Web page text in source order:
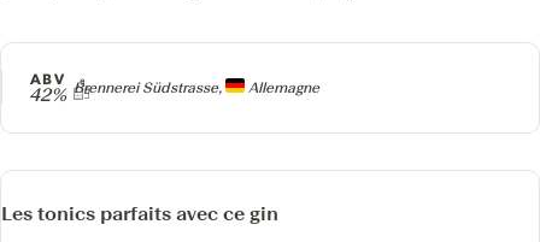
Producteur
Brennerei Südstrasse, Allemagne
ABV
42%
Les tonics parfaits avec ce gin